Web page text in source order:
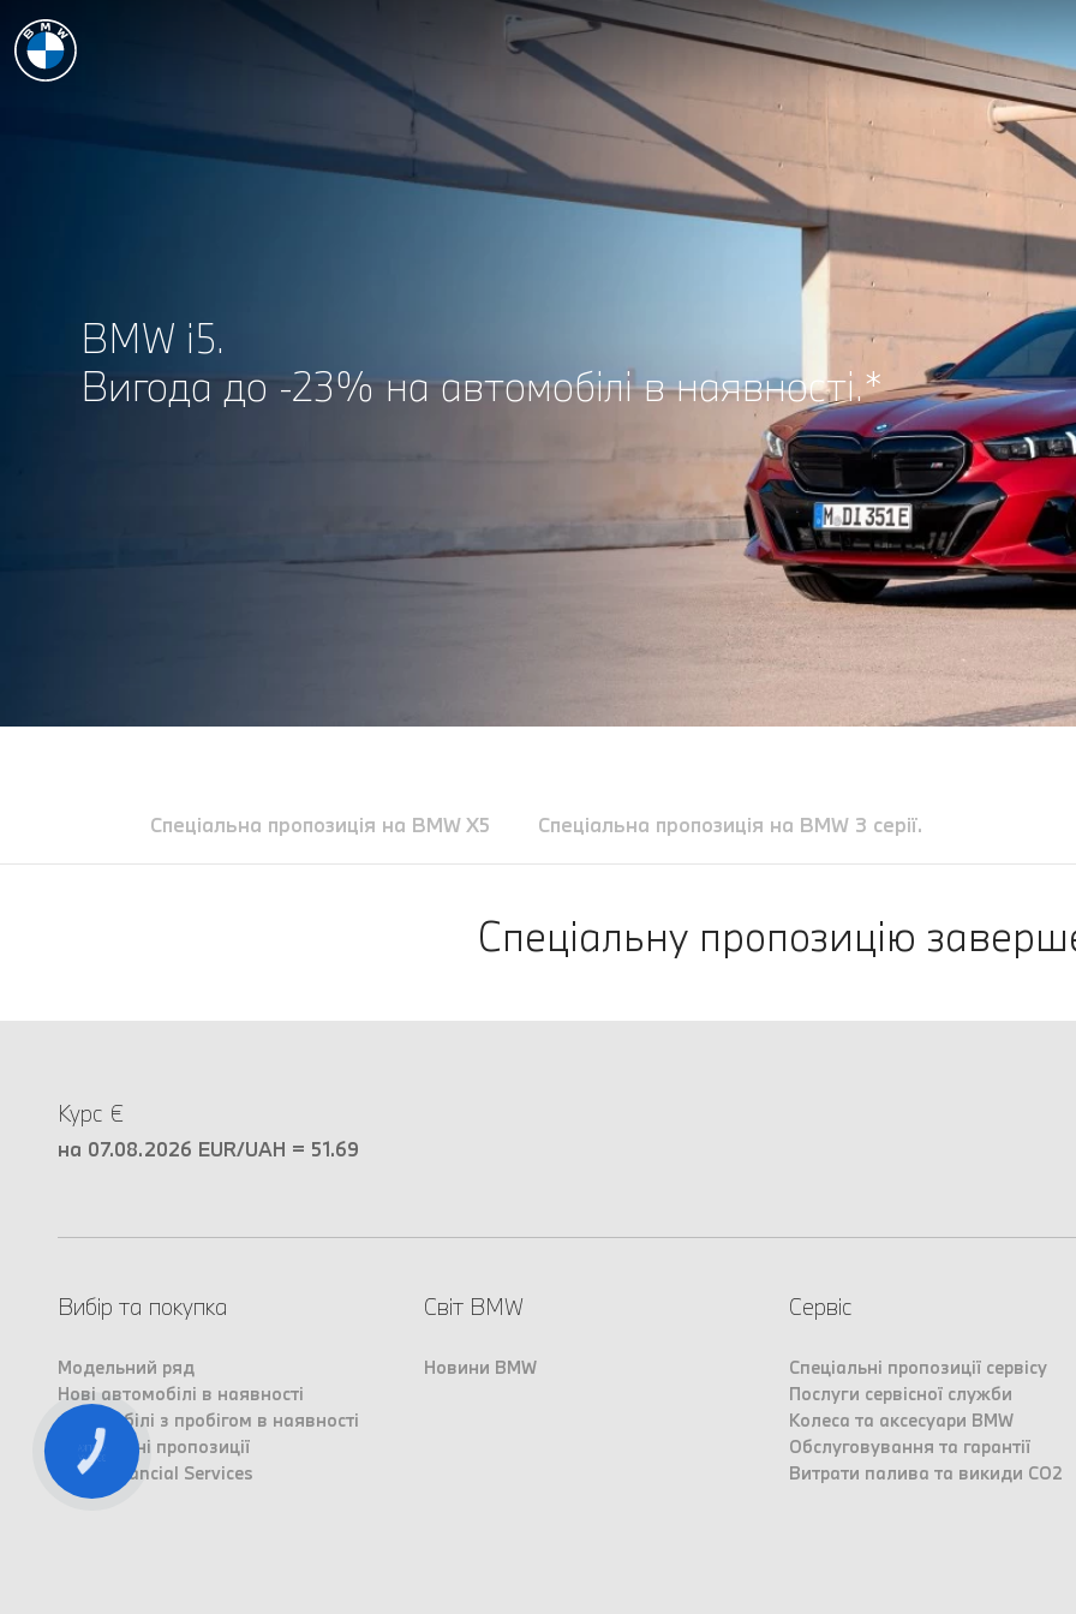
BMW i5.
Вигода до -23% на автомобілі в наявності.*
Спеціальна пропозиція на BMW X5 Спеціальна пропозиція на BMW 3 серії.
Спеціальну пропозицію
Курс €
на 07.08.2026 EUR/UAH = 51.69
Вибір та покупка
Модельний ряд
Нові автомобілі в наявності
Автомобілі з пробігом в наявності
Спеціальні пропозиції
AWT Financial Services
Світ BMW
Новини BMW
Сервіс
Спеціальні пропозиції сервісу
Послуги сервісної служби
Колеса та аксесуари BMW
Обслуговування та гарантії
Витрати палива та викиди CO2
КНОПКА
ЗВ'ЯЗКУ